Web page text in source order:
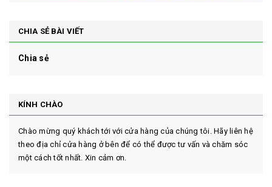
CHIA SẺ BÀI VIẾT
Chia sẻ
KÍNH CHÀO
Chào mừng quý khách tới với cửa hàng của chúng tôi. Hãy liên hệ
theo địa chỉ cửa hàng ở bên để có thể được tư vấn và chăm sóc
một cách tốt nhất. Xin cảm ơn.